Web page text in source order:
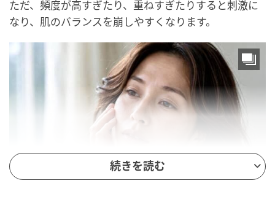
ただ、頻度が高すぎたり、重ねすぎたりすると刺激に
なり、肌のバランスを崩しやすくなります。
続きを読む